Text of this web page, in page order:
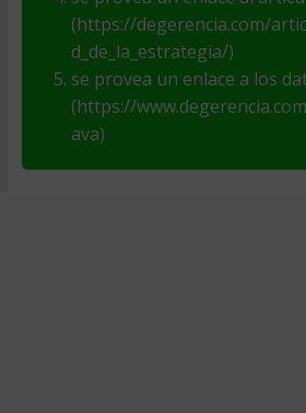
(https://degerencia.com/
d_de_la_estrategia/)
se provea un enlace a los
(https://
ava)